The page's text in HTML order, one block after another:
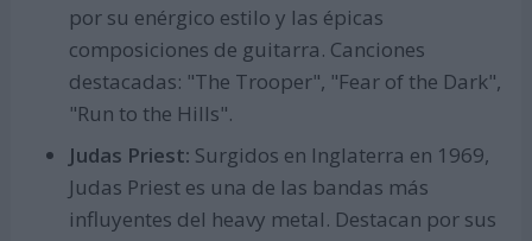
por su enérgico estilo y las épicas
composiciones de guitarra. Canciones
destacadas: "The Trooper", "Fear of the Dark",
"Run to the Hills".
Judas Priest: Surgidos en Inglaterra en 1969,
Judas Priest es una de las bandas más
influyentes del heavy metal. Destacan por sus